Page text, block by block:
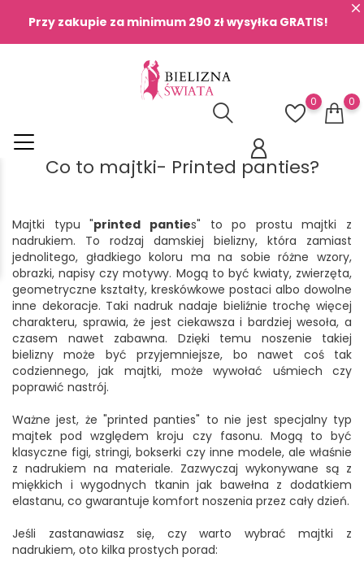
Przy zakupie za minimum 290 zł wysyłka GRATIS!
0
0
Co to majtki- Printed panties?
Majtki typu "printed panties" to po prostu majtki z
nadrukiem. To rodzaj damskiej bielizny, która zamiast
jednolitego, gładkiego koloru ma na sobie różne wzory,
obrazki, napisy czy motywy. Mogą to być kwiaty, zwierzęta,
geometryczne kształty, kreskówkowe postaci albo dowolne
inne dekoracje. Taki nadruk nadaje bieliźnie trochę więcej
charakteru, sprawia, że jest ciekawsza i bardziej wesoła, a
czasem nawet zabawna. Dzięki temu noszenie takiej
bielizny może być przyjemniejsze, bo nawet coś tak
codziennego, jak majtki, może wywołać uśmiech czy
poprawić nastrój.
Ważne jest, że "printed panties" to nie jest specjalny typ
majtek pod względem kroju czy fasonu. Mogą to być
klasyczne figi, stringi, bokserki czy inne modele, ale właśnie
z nadrukiem na materiale. Zazwyczaj wykonywane są z
miękkich i wygodnych tkanin jak bawełna z dodatkiem
elastanu, co gwarantuje komfort noszenia przez cały dzień.
Jeśli zastanawiasz się, czy warto wybrać majtki z
nadrukiem, oto kilka prostych porad: